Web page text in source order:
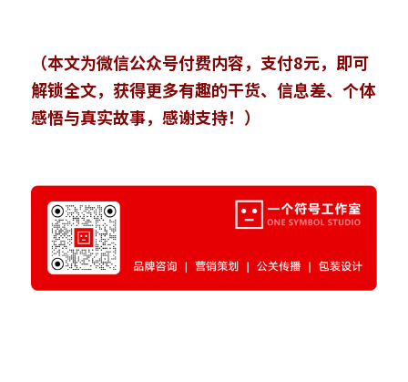
（本文为微信公众号付费内容，支付8元，即可
解锁全文，获得更多有趣的干货、信息差、个体
感悟与真实故事，感谢支持！）